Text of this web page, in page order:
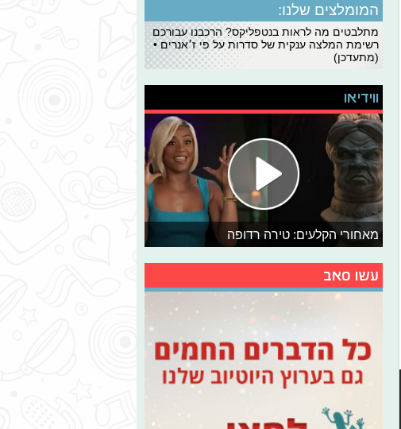
המומלצים שלנו:
מתלבטים מה לראות בנטפליקס? הרכבנו עבורכם
רשימת המלצה ענקית של סדרות על פי ז׳אנרים •
(מתעדכן)
ווידיאו
מאחורי הקלעים: טירה רדופה
עשו סאב